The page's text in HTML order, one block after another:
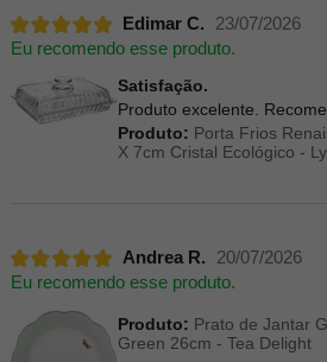
Edimar C.
23/07/2026
Eu recomendo esse produto.
Satisfação.
Produto excelente.
Produto: Porta Frios
X 7cm Cristal Ecológico -
Andrea R.
20/07/2026
Eu recomendo esse produto.
Produto: Prato de Jantar
Green 26cm - Tea Delight